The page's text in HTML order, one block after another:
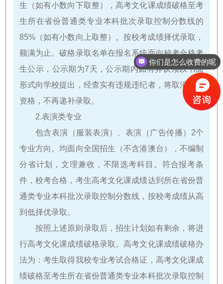
生（如有小数向下取整），高考文化课成绩破格至考
生所在省份普通类专业本科批次录取控制分数线的
85%（如有小数向上取整）。按校考成绩择优录取，
额满为止。破格录取名单在报名系统面向校考合格考
生公示，公示期为7天，公示期内如有异议须以书面
形式向学校提出，经查实有违规违纪者，将取消录取
资格，不再递补录取。
2.表演类专业
包含表演（服装表演）、表演（广告传播）2个
专业方向。均面向全国招生（不含港澳台），不编制
分省计划，文理兼收，不限选考科目。符合报考条
件，校考合格，考生高考文化课成绩达到所在省份普
通类专业本科批次录取控制分数线，按校考成绩从高
到低择优录取。
按照上述原则录取后，招生计划如有剩余，将进
行高考文化课成绩破格录取。高考文化课成绩破格办
法为：考生取得我校专业考试合格证，高考文化课成
绩破格至考生所在省份普通类专业本科批次录取控制
你们是怎么收费的呢
现在有优惠活动吗